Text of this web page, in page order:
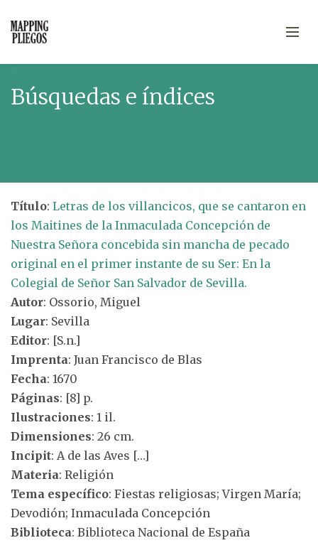
Búsquedas e índices
Título: Letras de los villancicos, que se cantaron en
los Maitines de la Inmaculada Concepción de
Nuestra Señora concebida sin mancha de pecado
original en el primer instante de su Ser: En la
Colegial de Señor San Salvador de Sevilla.
Autor: Ossorio, Miguel
Lugar: Sevilla
Editor: [S.n.]
Imprenta: Juan Francisco de Blas
Fecha: 1670
Páginas: [8] p.
Ilustraciones: 1 il.
Dimensiones: 26 cm.
Incipit: A de las Aves […]
Materia: Religión
Tema específico: Fiestas religiosas; Virgen María;
Devodión; Inmaculada Concepción
Biblioteca: Biblioteca Nacional de España